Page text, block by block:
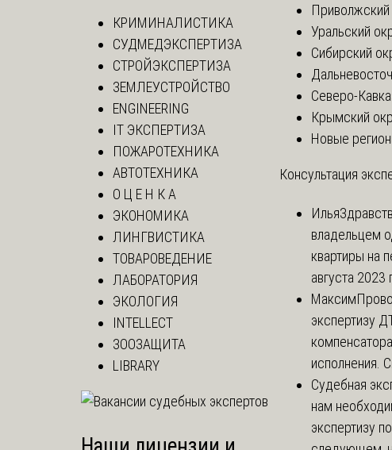
КРИМИНАЛИСТИКА
СУДМЕДЭКСПЕРТИЗА
СТРОЙЭКСПЕРТИЗА
ЗЕМЛЕУСТРОЙСТВО
ENGINEERING
IT ЭКСПЕРТИЗА
ПОЖАРОТЕХНИКА
АВТОТЕХНИКА
О Ц Е Н К А
ЭКОНОМИКА
ЛИНГВИСТИКА
ТОВАРОВЕДЕНИЕ
ЛАБОРАТОРИЯ
ЭКОЛОГИЯ
INTELLECT
ЗООЗАЩИТА
LIBRARY
Приволжский
Уральский
Сибирский
Северо-
Крымский
Новые
Консультация
Илья
владельцем
квартиры на
августа 2023
Максим
экспертизу
исполнения.
Судебная
нам
экспертизу